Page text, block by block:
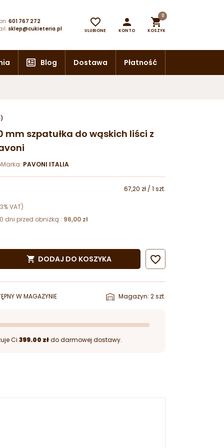
601 767 272
sklep@cukieteria.pl

ULUBIONE

KONTO

0
KOSZYK
Blog Dostawa Płatność
mm szpatułka do wąskich liści z
Marka: PAVONI ITALIA
VAT)
67,20 zł / 1 szt.
dni przed obniżką : 96,00 zł
 DODAJ DO KOSZYKA 
W MAGAZYNIE Magazyn: 2 szt.
Ci 399.00 złdo darmowej dostawy.